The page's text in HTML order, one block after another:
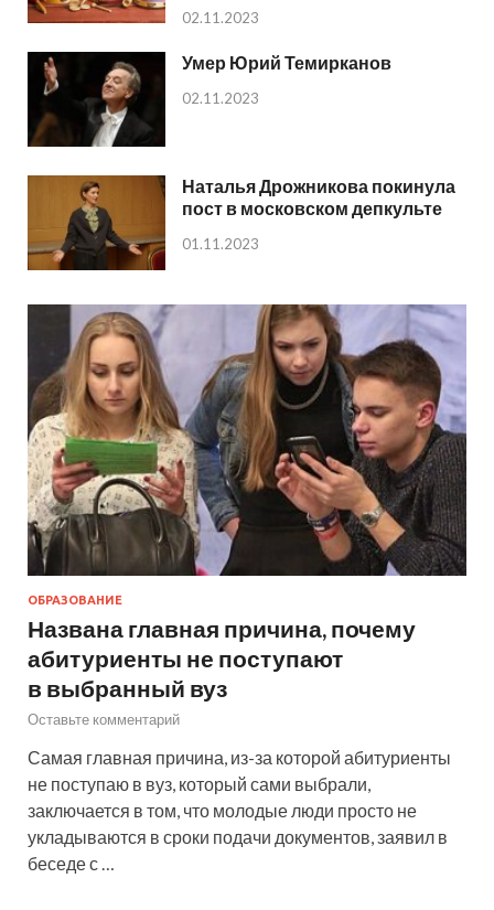
02.11.2023
Умер Юрий Темирканов
02.11.2023
Наталья Дрожникова покинула
пост в московском депкульте
01.11.2023
ОБРАЗОВАНИЕ
Названа главная причина, почему
абитуриенты не поступают
в выбранный вуз
Оставьте комментарий
Самая главная причина, из-за которой абитуриенты
не поступаю в вуз, который сами выбрали,
заключается в том, что молодые люди просто не
укладываются в сроки подачи документов, заявил в
беседе с …